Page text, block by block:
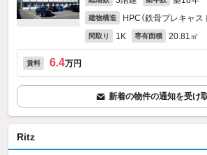
建物構造 HPC（鉄骨プレキャス
間取り 1K 専有面積 20.81㎡
賃料 6.4万円
新着の物件の通知を受け
Ritz